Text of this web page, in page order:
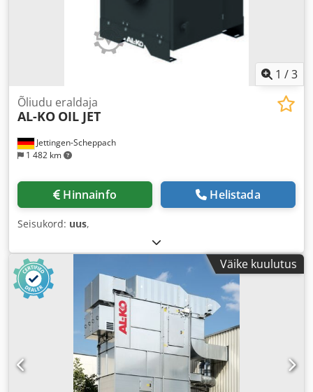
1 /3
Jettingen-Scheppach
1 482 km
Õliudu eraldaja
AL-KO OIL JET
Hinnainfo Helistada
Seisukord: uus,
Väike kuulutus